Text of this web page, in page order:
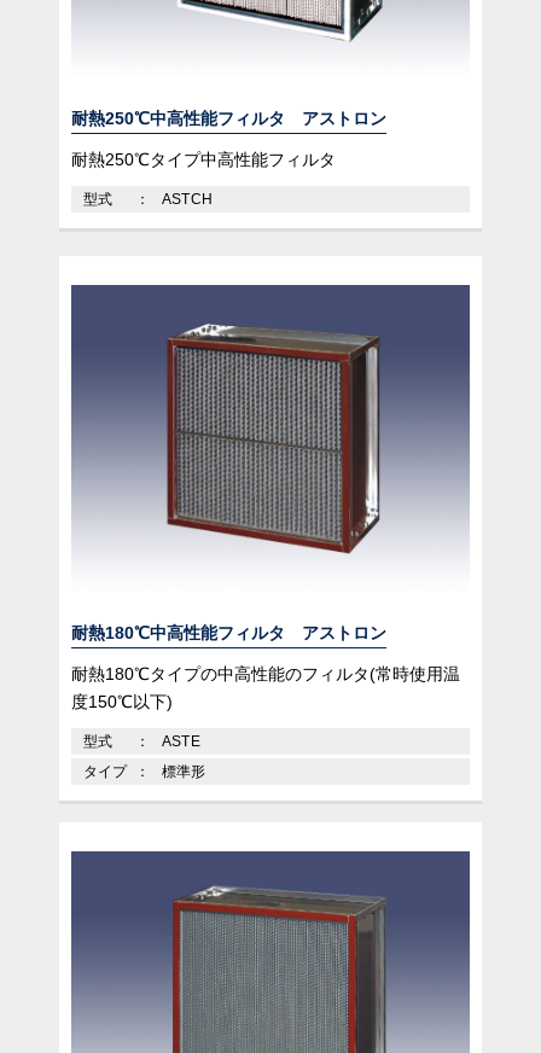
耐熱250℃中高性能フィルタ アストロン
耐熱250℃タイプ中高性能フィルタ
型式 ASTCH
耐熱180℃中高性能フィルタ アストロン
耐熱180℃タイプの中高性能のフィルタ(常時使用温
度150℃以下)
型式
ASTE
タイプ
標準形